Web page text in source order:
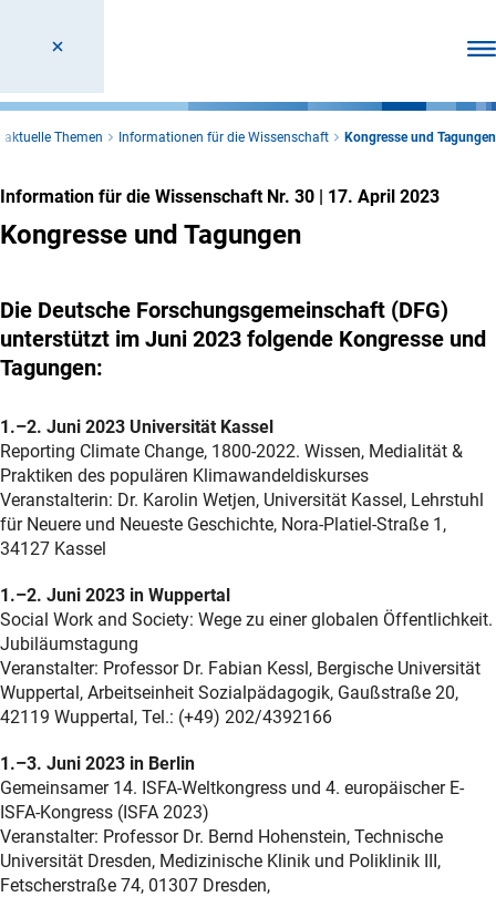
Themen Informationen für die Wissenschaft Kongresse und Tagungen
Information für die Wissenschaft Nr. 30 | 17. April 2023
Kongresse und Tagungen
Die Deutsche Forschungsgemeinschaft (DFG)
unterstützt im Juni 2023 folgende Kongresse und
Tagungen:
1.–2. Juni 2023 Universität Kassel
Reporting Climate Change, 1800-2022. Wissen, Medialität &
Praktiken des populären Klimawandeldiskurses
Veranstalterin: Dr. Karolin Wetjen, Universität Kassel, Lehrstuhl
für Neuere und Neueste Geschichte, Nora-Platiel-Straße 1,
34127 Kassel
1.–2. Juni 2023 in Wuppertal
Social Work and Society: Wege zu einer globalen Öffentlichkeit.
Jubiläumstagung
Veranstalter: Professor Dr. Fabian Kessl, Bergische Universität
Wuppertal, Arbeitseinheit Sozialpädagogik, Gaußstraße 20,
42119 Wuppertal, Tel.: (+49) 202/4392166
1.–3. Juni 2023 in Berlin
Gemeinsamer 14. ISFA-Weltkongress und 4. europäischer E-
ISFA-Kongress (ISFA 2023)
Veranstalter: Professor Dr. Bernd Hohenstein, Technische
Universität Dresden, Medizinische Klinik und Poliklinik III,
Fetscherstraße 74, 01307 Dresden,